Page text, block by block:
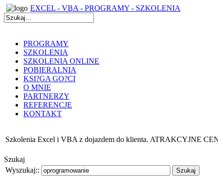
EXCEL - VBA - PROGRAMY - SZKOLENIA
PROGRAMY
SZKOLENIA
SZKOLENIA ONLINE
POBIERALNIA
KSI?GA GO?CI
O MNIE
PARTNERZY
REFERENCJE
KONTAKT
Szkolenia Excel i VBA z dojazdem do klienta. ATRAKCYJNE
Szukaj
Wyszukaj::
Szukaj